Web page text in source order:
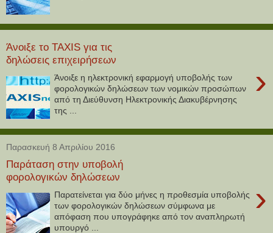
Άνοιξε το TAXIS για τις
δηλώσεις επιχειρήσεων
›
Άνοιξε η ηλεκτρονική εφαρμογή υποβολής των
φορολογικών δηλώσεων των νομικών προσώπων
από τη Διεύθυνση Ηλεκτρονικής Διακυβέρνησης
της ...
Παρασκευή 8 Απριλίου 2016
Παράταση στην υποβολή
φορολογικών δηλώσεων
›
Παρατείνεται για δύο μήνες η προθεσμία υποβολής
των φορολογικών δηλώσεων σύμφωνα με
απόφαση που υπογράφηκε από τον αναπληρωτή
υπουργό ...